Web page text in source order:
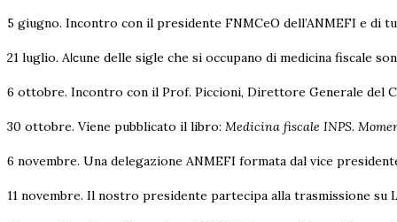
5 giugno. Incontro con il presidente FNMCeO dell’ANMEFI e di
21 luglio. Alcune delle sigle che si occupano di medicina fiscale
6 ottobre. Incontro con il Prof. Piccioni, Direttore Generale del
30 ottobre. Viene pubblicato il libro: Medicina fiscale INPS.
6 novembre. Una delegazione ANMEFI formata dal vice
11 novembre. Il nostro presidente partecipa alla trasmissione su